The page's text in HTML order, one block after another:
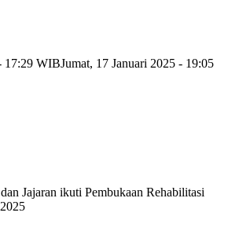
17:29 WIBJumat, 17 Januari 2025 - 19:05
Jajaran ikuti Pembukaan Rehabilitasi